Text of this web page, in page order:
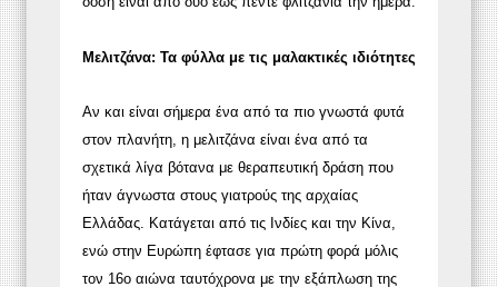
Μελιτζάνα: Τα φύλλα με τις μαλακτικές ιδιότητες
Αν και είναι σήμερα ένα από τα πιο γνωστά φυτά
στον πλανήτη, η μελιτζάνα είναι ένα από τα
σχετικά λίγα βότανα με θεραπευτική δράση που
ήταν άγνωστα στους γιατρούς της αρχαίας
Ελλάδας. Κατάγεται από τις Ινδίες και την Κίνα,
ενώ στην Ευρώπη έφτασε για πρώτη φορά μόλις
τον 16ο αιώνα ταυτόχρονα με την εξάπλωση της